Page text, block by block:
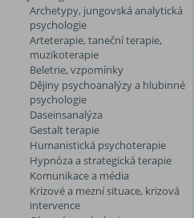
Archetypy, jungovská analytická
psychologie
Arteterapie, taneční terapie,
muzikoterapie
Beletrie, vzpomínky
Dějiny psychoanalýzy a hlubinné
psychologie
Daseinsanalýza
Gestalt terapie
Humanistická psychoterapie
Hypnóza a strategická terapie
Komunikace a média
Krizové a mezní situace, krizová
intervence